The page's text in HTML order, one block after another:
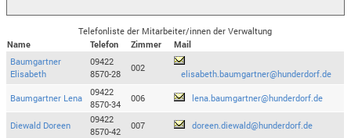
Telefonliste der Mitarbeiter/innen der Verwaltung
Name
Telefon Zimmer
Mail
Baumgartner
Elisabeth
09422
8570-28
002
elisabeth.baumgartner@hunderdorf.de
Baumgartner Lena
09422
8570-34
006 lena.baumgartner@hunderdorf.de
Diewald Doreen
09422
8570-42
007 doreen.diewald@hunderdorf.de